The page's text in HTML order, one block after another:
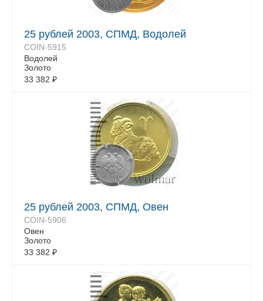
25 рублей 2003, СПМД, Водолей
COIN-5915
Водолей
Золото
33 382 ₽
25 рублей 2003, СПМД, Овен
COIN-5906
Овен
Золото
33 382 ₽